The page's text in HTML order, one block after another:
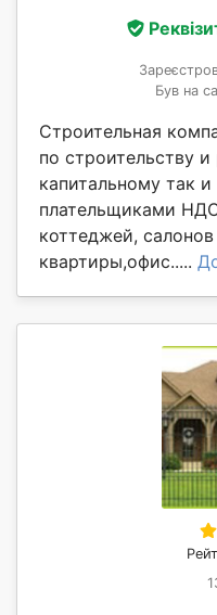
Був на
Строительная
по строительству и
капитальному так
плательщиками
коттеджей,
квартиры,офис.....